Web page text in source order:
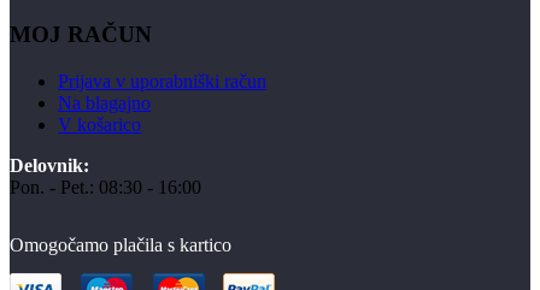
MOJ RAČUN
Prijava v uporabniški račun
Na blagajno
V košarico
Delovnik:
Pon. - Pet.: 08:30 - 16:00
Omogočamo plačila s kartico